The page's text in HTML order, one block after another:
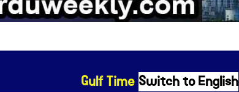
Gulf Time Switch to English